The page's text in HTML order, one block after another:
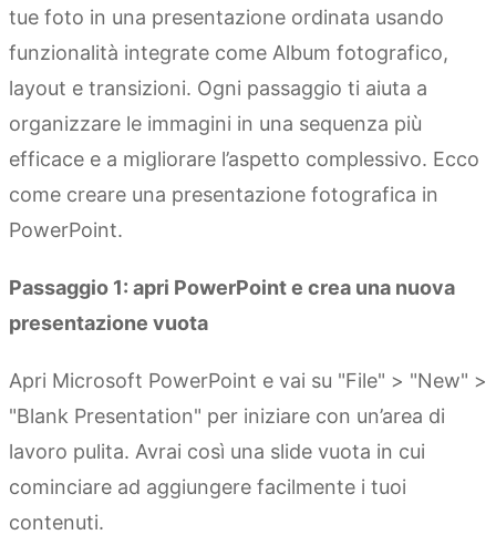
tue foto in una presentazione ordinata usando
funzionalità integrate come Album fotografico,
layout e transizioni. Ogni passaggio ti aiuta a
organizzare le immagini in una sequenza più
efficace e a migliorare l’aspetto complessivo. Ecco
come creare una presentazione fotografica in
PowerPoint.
Passaggio 1: apri PowerPoint e crea una nuova
presentazione vuota
Apri Microsoft PowerPoint e vai su "File" > "New" >
"Blank Presentation" per iniziare con un’area di
lavoro pulita. Avrai così una slide vuota in cui
cominciare ad aggiungere facilmente i tuoi
contenuti.